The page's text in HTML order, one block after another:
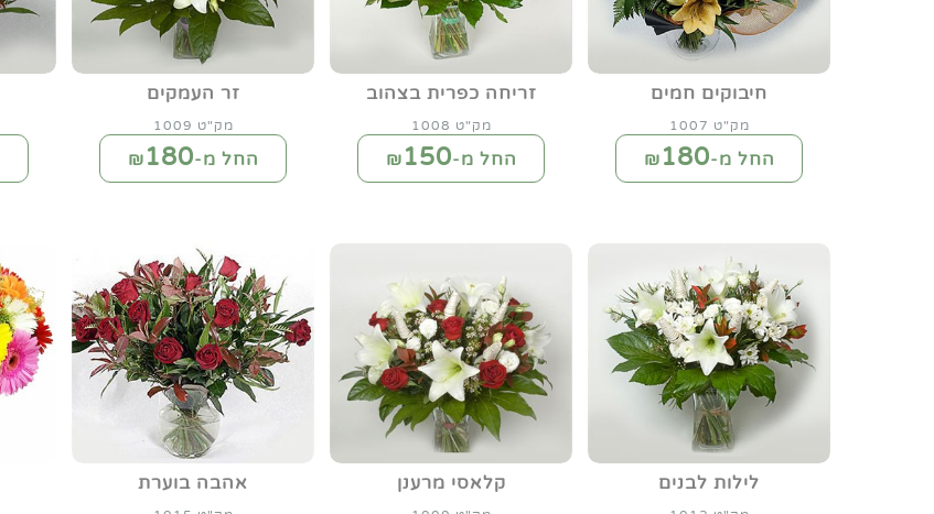
חיבוקים חמים
מק"ט 1007
החל מ-₪180
זריחה כפרית בצהוב
מק"ט 1008
החל מ-₪150
זר העמקים
מק"ט 1009
החל מ-₪180
לילות לבנים קלאסי מרענן אהבה בוערת